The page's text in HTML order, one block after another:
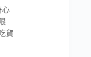
心
貨